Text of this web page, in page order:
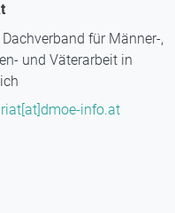
Dachverband für Männer-,
und Väterarbeit in
info.at